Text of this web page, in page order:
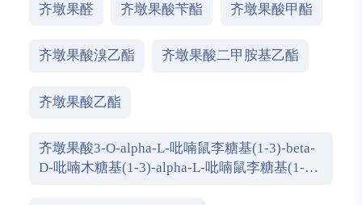
齐墩果醛 齐墩果酸苄酯 齐墩果酸甲酯
齐墩果酸溴乙酯 齐墩果酸二甲胺基乙酯
齐墩果酸乙酯
齐墩果酸3-O-alpha-L-吡喃鼠李糖基(1-3)-beta-
D-吡喃木糖基(1-3)-alpha-L-吡喃鼠李糖基(1-2)-